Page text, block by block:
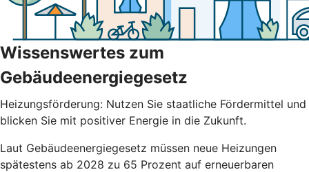
Wissenswertes zum
Gebäudeenergiegesetz
Heizungsförderung: Nutzen Sie staatliche Fördermittel und
blicken Sie mit positiver Energie in die Zukunft.
Laut Gebäudeenergiegesetz müssen neue Heizungen
spätestens ab 2028 zu 65 Prozent auf erneuerbaren